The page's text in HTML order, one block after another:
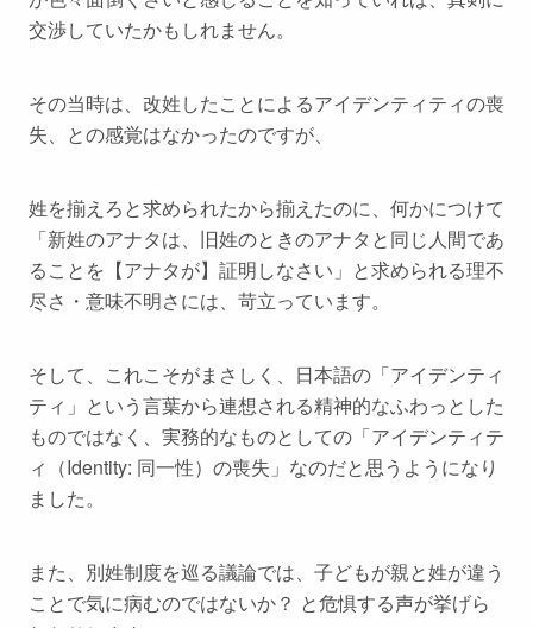
交渉していたかもしれません。
その当時は、改姓したことによるアイデンティティの喪
失、との感覚はなかったのですが、
姓を揃えろと求められたから揃えたのに、何かにつけて
「新姓のアナタは、旧姓のときのアナタと同じ人間であ
ることを【アナタが】証明しなさい」と求められる理不
尽さ・意味不明さには、苛立っています。
そして、 これこそがまさしく 、日本語の「アイデンティ
ティ」という言葉から連想される精神的なふわっとした
ものではなく、 実務的なものとしての「アイデンティテ
ィ（Identity: 同一性）の喪失」 なのだと思うようになり
ました。
また、別姓制度を巡る議論では、子どもが親と姓が違う
ことで気に病むのではないか？ と危惧する声が挙げら